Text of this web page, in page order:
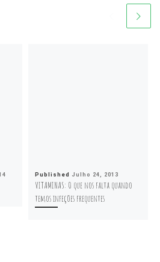
Published Julho 24, 2013
VITAMINAS: O que nos falta quando
temos infeções frequentes